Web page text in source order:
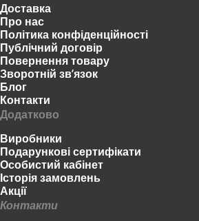
Доставка
Про нас
Політика конфіденційності
Публічний договір
Повернення товару
Зворотній зв’язок
Блог
Контакти
Додатково
Виробники
Подарункові сертифікати
Особистий кабінет
Історія замовлень
Акції
Контакти